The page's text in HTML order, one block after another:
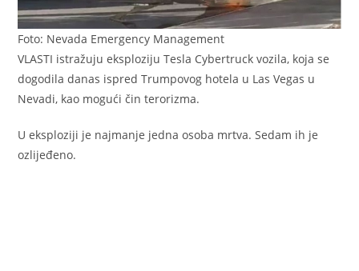
Foto: Nevada Emergency Management
VLASTI istražuju eksploziju Tesla Cybertruck vozila, koja se
dogodila danas ispred Trumpovog hotela u Las Vegas u
Nevadi, kao mogući čin terorizma.
U eksploziji je najmanje jedna osoba mrtva. Sedam ih je
ozlijeđeno.